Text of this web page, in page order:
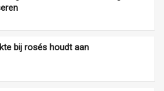
bij rosés houdt aan